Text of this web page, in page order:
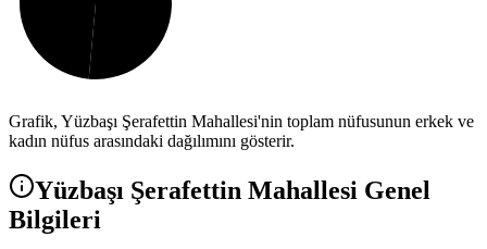
Grafik, Yüzbaşı Şerafettin Mahallesi'nin toplam nüfusunun erkek ve
kadın nüfus arasındaki dağılımını gösterir.
Yüzbaşı Şerafettin Mahallesi Genel
Bilgileri